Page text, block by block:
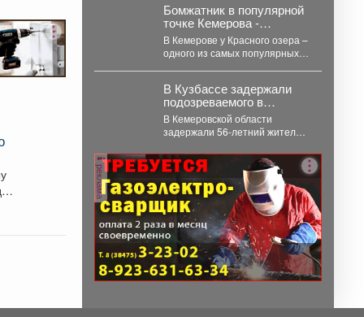
–
Бомжатник в популярной
точке Кемерова -
горожанка обнаружила
жуткий объект на
Красном озере
В Кемерове у Красного озера –
одного из самых популярных
В Кузбассе задержали
подозреваемого в
двойном преступлении
1991 года
В Кемеровской области
задержали 56‑летний жителя
убийстве и покушении на
убийство,...
реклама